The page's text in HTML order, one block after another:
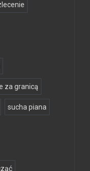
za granicą
sucha piana